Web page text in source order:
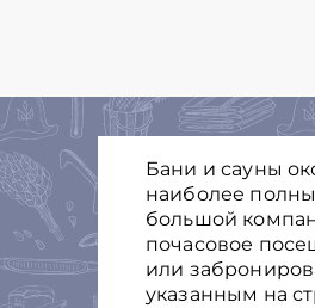
Бани и сауны
наиболее
большой
почасовое
или
указанным на